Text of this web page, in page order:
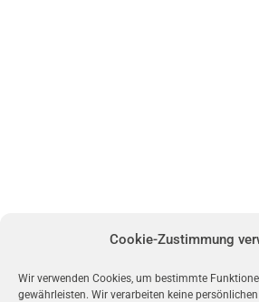
Cookie-Zustimmung
Wir verwenden Cookies, um bestimmte
gewährleisten. Wir verarbeiten keine